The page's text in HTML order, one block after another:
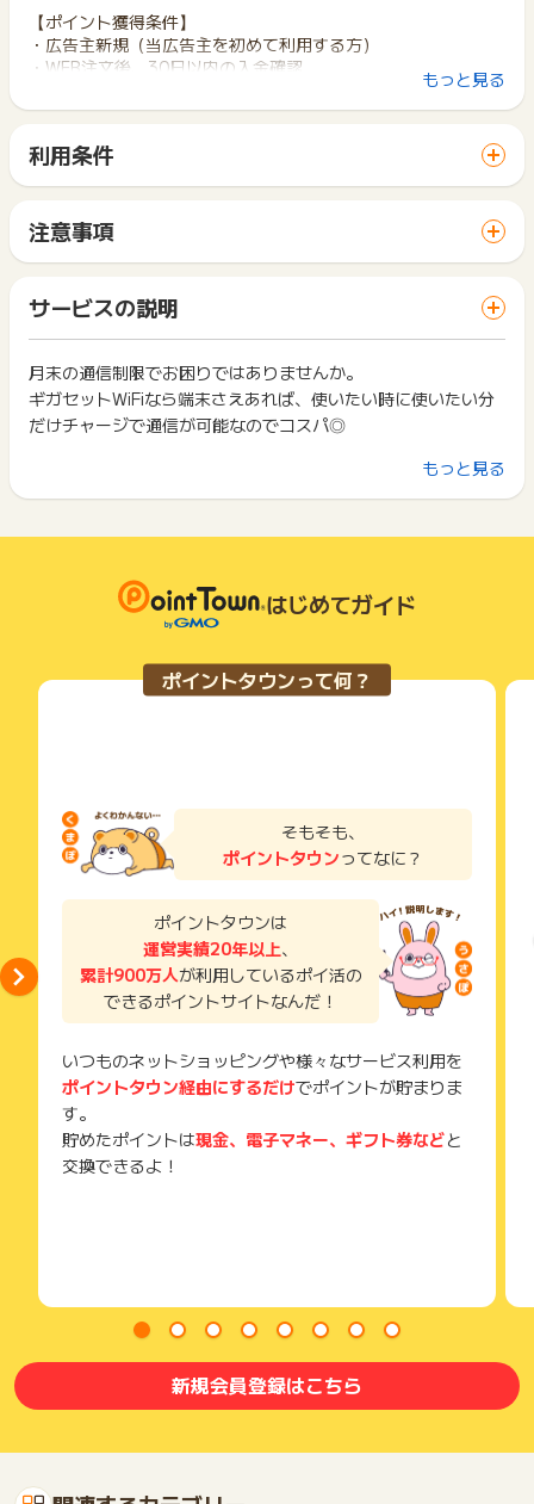
【ポイント獲得条件】
・広告主新規（当広告主を初めて利用する方）
・WEB注文後、30日以内の入金確認
・複数個購入した場合もポイントは一律です
【ポイント獲得対象外条件】
・いたずら、虚偽
・未入金、キャンセル
・LINE経由の購入
・＜おかわりギガ＞のみの購入
※ポイントに関するお問い合わせは、
ポイントタウンのサポート
までお問い合わせください。ポイントについて、広告主に直接
ざいます。
もっと見る
利用条件
サイトに移動してからお申し込みやお買い物が完了するまでの
間に、同じブラウザ（※）で他のサイトに移動した場合はポイン
ト獲得ができません。
「 サイトへ行ってポイントGET 」ボタンを押した時とサービ
ス・お買い物利用時で、デバイス・ブラウザが異なる場合はポ
イント獲得ができません。
2回以上同じお買い物・サービスをご利用される場合は、毎回
ポイントタウンに戻り、「 サイトへ行ってポイントGET 」ボ
タンを押してからご利用ください。
下記の事項に該当する場合、広告主側で対象外とみなし、「獲
い物を複数回ご利用された場合
て一度でも同サービス・お買い物を利用されたことがある場合
ご利用前には、Cookieの削除をおこなっていただくことを推奨
サービス・お買い物利用時にお電話など2つ以上の申し込み方
法がある場合、必ずサイト上のWEBフォームからお申し込みく
了などのメールは、ポイント獲得するまで必ず保管してくださ
獲得待ち・獲得失敗の状態でお問い合わせされる際に、該当の
メールを送っていただく場合がございます。
そのため、紛失・破棄された場合は対応いたしかねますので、
ご注意ください。
(※) SafariやChromeなどwebサイトを表示するアプリのこと
注意事項
一部のサービスにつきましては、1商品につき10円単位の金額
は切り捨てとなります。
ポイント獲得が1ポイント未満のものは切り捨てとなり、ポイ
ント履歴には記載されません。
原則として広告主側のポイント等を利用して支払われた金額分
につきましては、ポイントタウンのポイント獲得の対象には含
まれません。
広告主が運営しているサービスの都合もしくは会員様の都合で
商品の交換や一部でもキャンセルされた場合、ポイントが無効
になる可能性もございます。
条件を達成しているかどうかは各広告主ではなく、代理店が行
っているため、広告主はポイントに関する詳細を把握しており
そのため、ポイントタウンのポイントに関するお問い合わせを
広告主様に直接行わないようお願いいたします。
サービスの説明
月末の通信制限でお困りではありませんか。
ギガセットWiFiなら端末さえあれば、使いたい時に使いたい分
だけチャージで通信が可能なのでコスパ◎
月末の低速にもばっちり対策ができる！
WiFi端末は画面付きタイプなので、残容量も見れて使いやすい
月額0円（端末もギガも買い切り）
契約不要・縛りもなし。届いて電源いれるだけ！
さまざまな利用シーンでお使いいただけます。
・テレワーク
・アウトドア
・お子様のスマホやタブレット
・車内の移動、ドライブ
・入院中の通信
もっと見る
はじめてガイド
ポイントタウンって何？
そもそも、
ポイントタウンってなに？
ポイントタウンは
運営実績20年以上、
累計900万人が利用しているポイ活の
できるポイントサイトなんだ！
いつものネットショッピングや様々なサービス利用を
ポイントタウン経由にするだけでポイントが貯まりま
す。
貯めたポイントは現金、電子マネー、ギフト券などと
交換できるよ！
新規会員登録はこちら